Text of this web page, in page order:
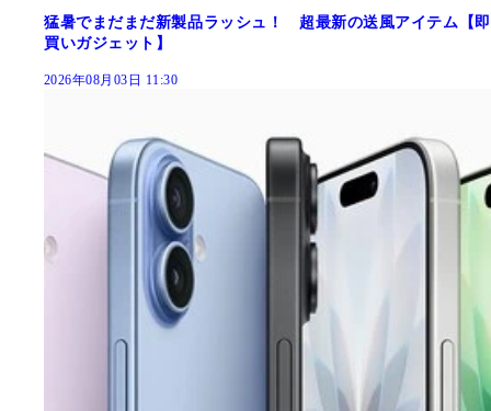
猛暑でまだまだ新製品ラッシュ！ 超最新の送風アイテム【即
買いガジェット】
2026年08月03日 11:30